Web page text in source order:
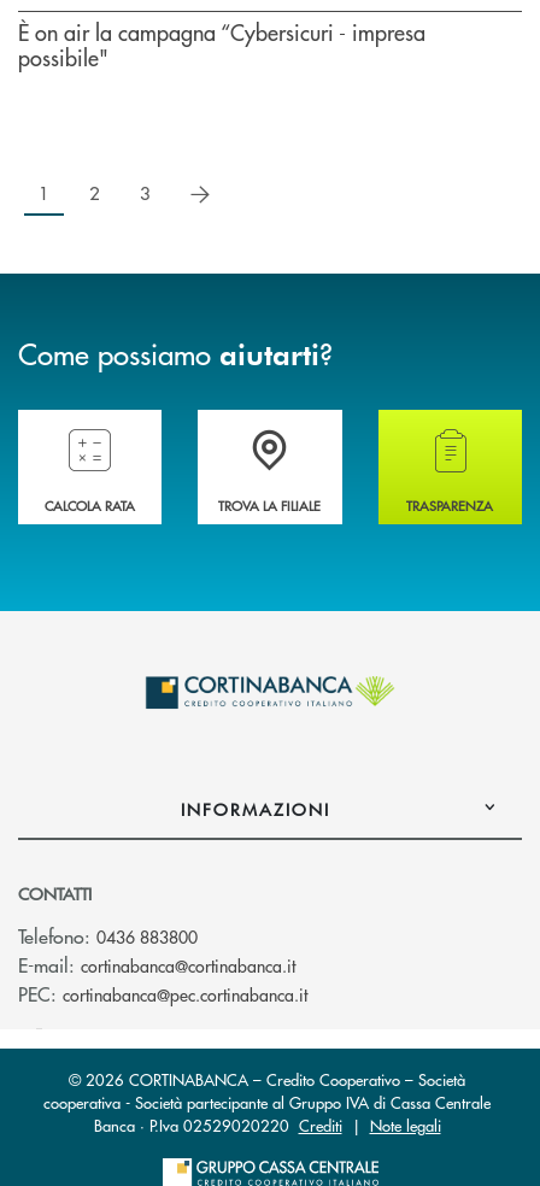
È on air la campagna “Cybersicuri - impresa
possibile"
1 2 3 successivo
Come possiamo aiutarti?
Compila il preventivatore e calcola la rata del mutuo
CALCOLA RATA
Accedi all' elenco completo delle filiali della
TROVA LA FILIALE
Hai bisogno di
TRASPARENZA
INFORMAZIONI
CONTATTI
Telefono: 0436 883800
E-mail: cortinabanca@cortinabanca.it(si apre l’app di posta
PEC: cortinabanca@pec.cortinabanca.it(si apre l’app di posta
© 2026 CORTINABANCA – Credito Cooperativo – Società
cooperativa - Società partecipante al Gruppo IVA di Cassa Centrale
Banca · P.Iva 02529020220 Crediti| Note legali